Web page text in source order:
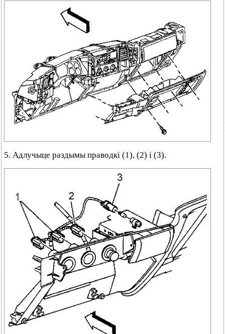
5. Адлучыце раздымы праводкі (1), (2) і (3).